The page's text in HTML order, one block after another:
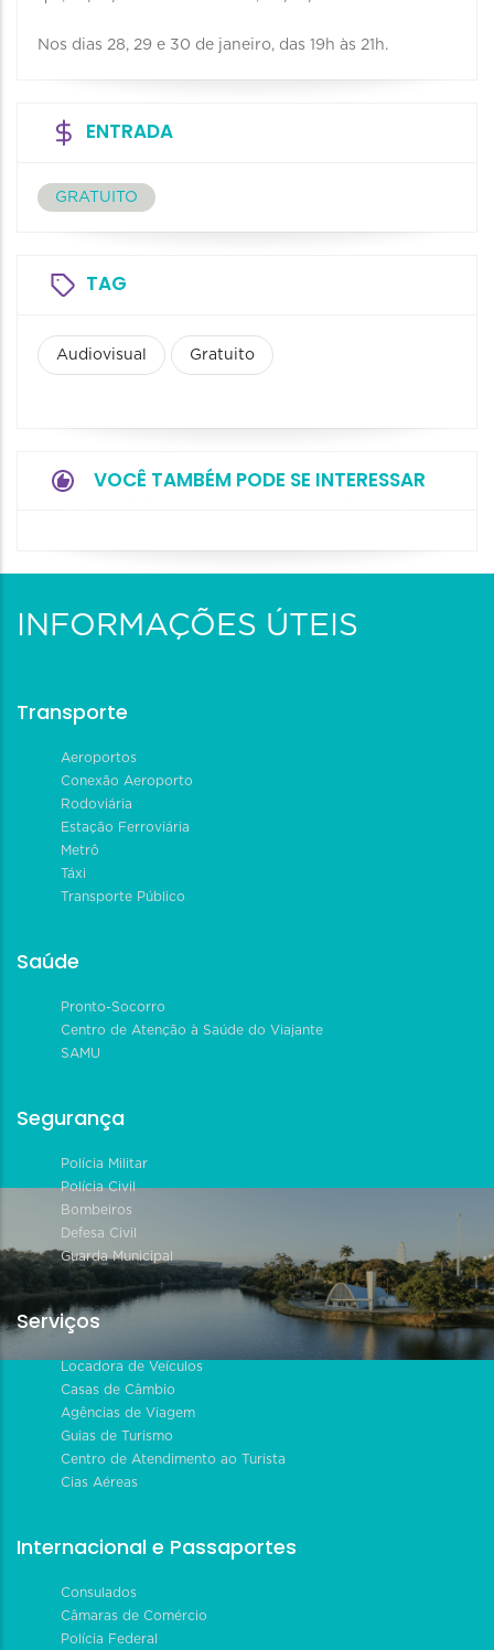
Nos dias 28, 29 e 30 de janeiro, das 19h às 21h.
ENTRADA
GRATUITO
TAG
Audiovisual Gratuito
VOCÊ TAMBÉM PODE SE INTERESSAR
INFORMAÇÕES ÚTEIS
Transporte
Aeroportos
Conexão Aeroporto
Rodoviária
Estação Ferroviária
Metrô
Táxi
Transporte Público
Saúde
Pronto-Socorro
Centro de Atenção à Saúde do Viajante
SAMU
Segurança
Polícia Militar
Polícia Civil
Bombeiros
Defesa Civil
Guarda Municipal
Serviços
Locadora de Veículos
Casas de Câmbio
Agências de Viagem
Guias de Turismo
Centro de Atendimento ao Turista
Cias Aéreas
Internacional e Passaportes
Consulados
Câmaras de Comércio
Polícia Federal